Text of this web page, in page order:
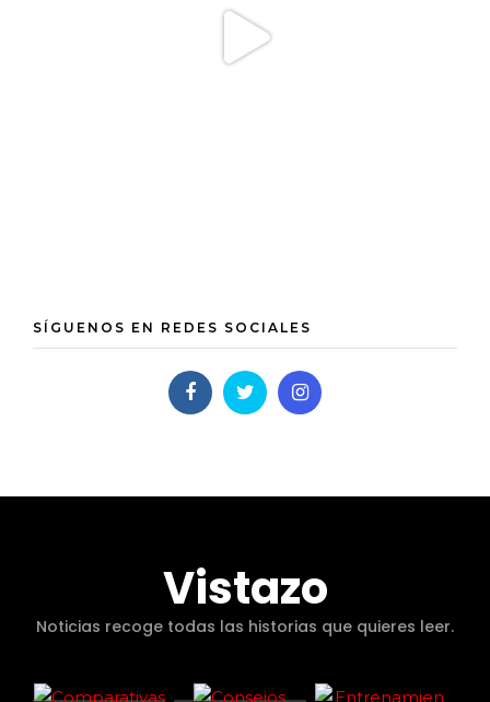
SÍGUENOS EN REDES SOCIALES
Vistazo
Noticias recoge todas las historias que quieres leer.